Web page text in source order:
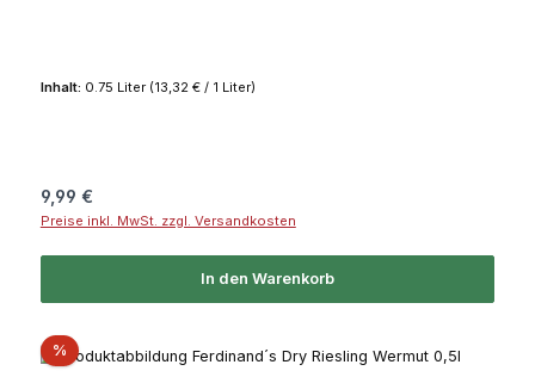
Inhalt: 0.75 Liter (13,32 € / 1 Liter)
Regulärer Preis:
9,99 €
Preise inkl. MwSt. zzgl. Versandkosten
In den Warenkorb
%Rabatt